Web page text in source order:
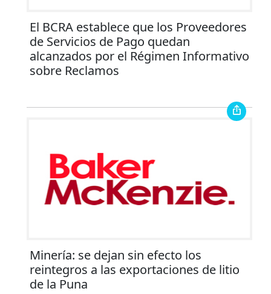
El BCRA establece que los Proveedores
de Servicios de Pago quedan
alcanzados por el Régimen Informativo
sobre Reclamos
Minería: se dejan sin efecto los
reintegros a las exportaciones de litio
de la Puna